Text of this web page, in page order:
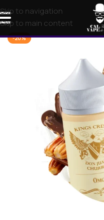
Skip to navigation
Skip to main content
-20%